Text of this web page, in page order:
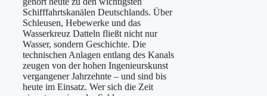
Schifffahrtskanälen Deutschlands. Über
Schleusen, Hebewerke und das
Wasserkreuz Datteln fließt nicht nur
Wasser, sondern Geschichte. Die
technischen Anlagen entlang des Kanals
zeugen von der hohen Ingenieurskunst
vergangener Jahrzehnte – und sind bis
heute im Einsatz. Wer sich die Zeit